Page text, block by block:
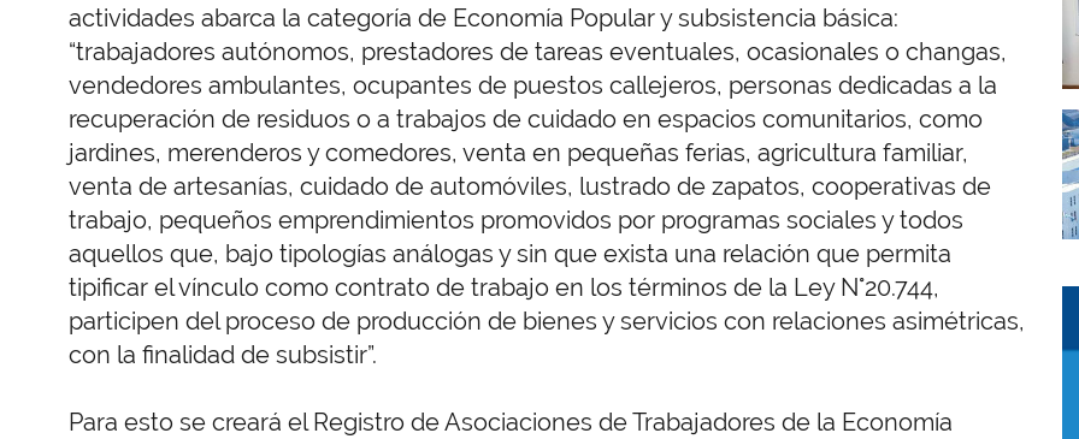
actividades abarca la categoría de Economía Popular y subsistencia básica:
“trabajadores autónomos, prestadores de tareas eventuales, ocasionales o changas,
vendedores ambulantes, ocupantes de puestos callejeros, personas dedicadas a la
recuperación de residuos o a trabajos de cuidado en espacios comunitarios, como
jardines, merenderos y comedores, venta en pequeñas ferias, agricultura familiar,
venta de artesanías, cuidado de automóviles, lustrado de zapatos, cooperativas de
trabajo, pequeños emprendimientos promovidos por programas sociales y todos
aquellos que, bajo tipologías análogas y sin que exista una relación que permita
tipificar el vínculo como contrato de trabajo en los términos de la Ley N°20.744,
participen del proceso de producción de bienes y servicios con relaciones asimétricas,
con la finalidad de subsistir”.
Para esto se creará el Registro de Asociaciones de Trabajadores de la Economía